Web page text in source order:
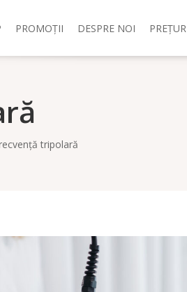
PROMOȚII DESPRE NOI
tripolară